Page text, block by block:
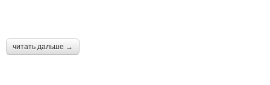
читать дальше →